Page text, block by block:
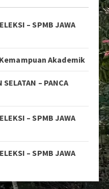
– SPMB JAWA
Akademik
SELATAN – PANCA
– SPMB JAWA
– SPMB JAWA